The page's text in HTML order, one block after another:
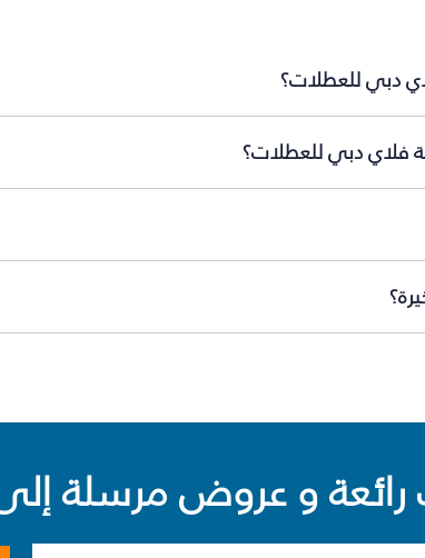
دبي للعطلات؟
فلاي دبي للعطلات؟
و عروض مرسلة